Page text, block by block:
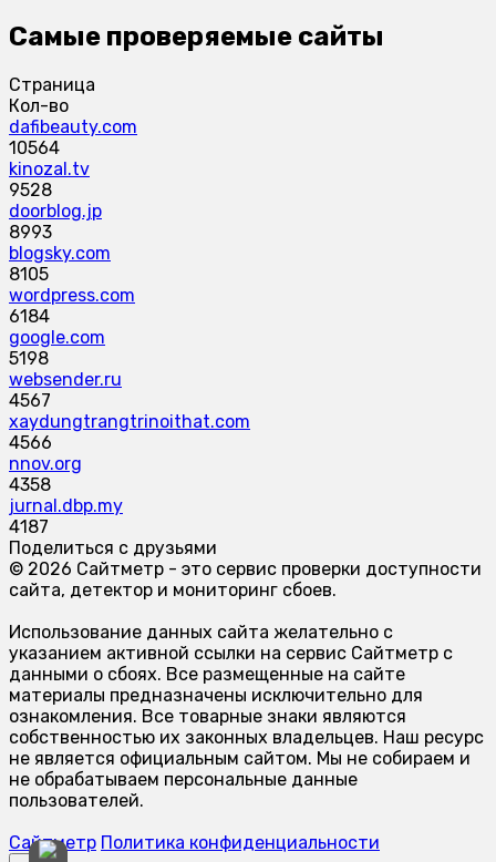
Самые проверяемые сайты
Страница
Кол-во
dafibeauty.com
10564
kinozal.tv
9528
doorblog.jp
8993
blogsky.com
8105
wordpress.com
6184
google.com
5198
websender.ru
4567
xaydungtrangtrinoithat.com
4566
nnov.org
4358
jurnal.dbp.my
4187
Поделиться с друзьями
© 2026 Сайтметр - это сервис проверки доступности
сайта, детектор и мониторинг сбоев.
Использование данных сайта желательно с
указанием активной ссылки на сервис Сайтметр с
данными о сбоях. Все размещенные на сайте
материалы предназначены исключительно для
ознакомления. Все товарные знаки являются
собственностью их законных владельцев. Наш ресурс
не является официальным сайтом. Мы не собираем и
не обрабатываем персональные данные
пользователей.
Сайтметр Политика конфиденциальности